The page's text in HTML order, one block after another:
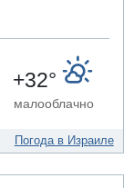
по
детей
+32°
малооблачно
Погода в Израиле